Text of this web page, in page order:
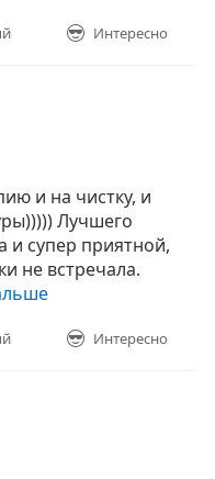
Интересно
и на чистку, и
Лучшего
и супер приятной,
не встречала.
Интересно